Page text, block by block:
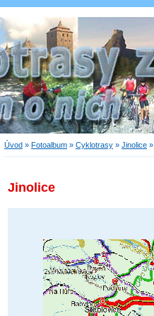
Úvod » Fotoalbum » Cyklotrasy » Jinolice »
Jinolice